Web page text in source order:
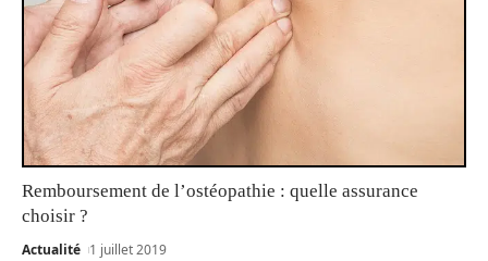
Remboursement de l’ostéopathie : quelle assurance
choisir ?
Actualité 1 juillet 2019